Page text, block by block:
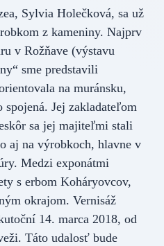
Sylvia Holečková, sa už
z kameniny. Najprv
v Rožňave (výstavu
sme predstavili
na muránsku,
Jej zakladateľom
sa jej majiteľmi stali
aj na výrobkoch, hlavne v
Medzi exponátmi
s erbom Koháryovcov,
okrajom. Vernisáž
14. marca 2018, od
Táto udalosť bude